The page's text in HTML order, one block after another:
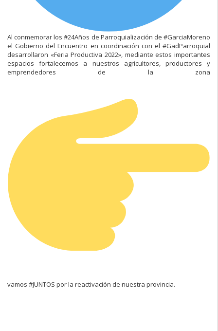
Al conmemorar los #24Años de Parroquialización de #GarciaMoreno
el Gobierno del Encuentro en coordinación con el #GadParroquial
desarrollaron «Feria Productiva 2022», mediante estos importantes
espacios fortalecemos a nuestros agricultores, productores y
emprendedores de la zona
vamos #JUNTOS por la reactivación de nuestra provincia.